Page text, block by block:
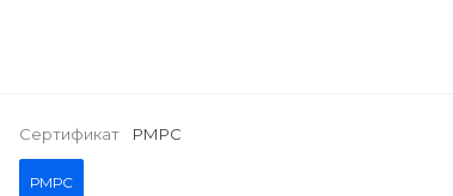
Сертификат РМРС
РМРС